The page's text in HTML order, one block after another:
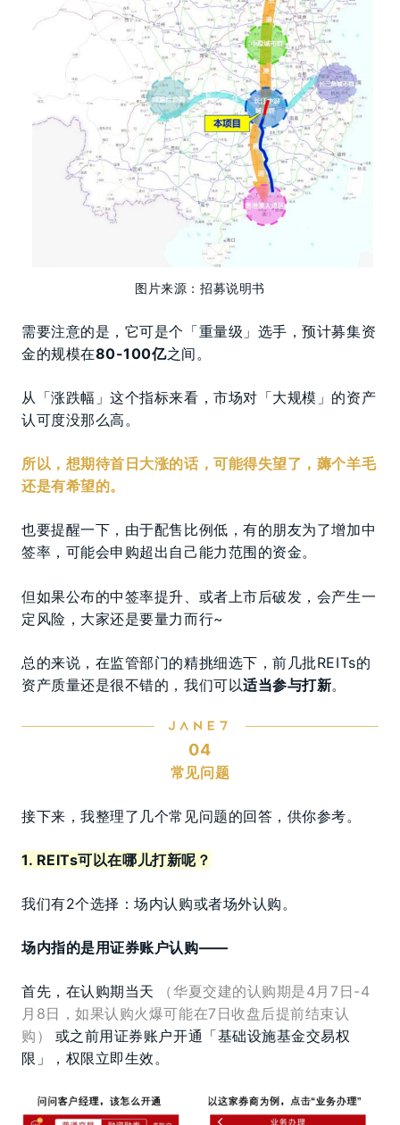
图片来源：招募说明书
需要注意的是，它可是个「重量级」选手，预计募集资
金的规模在80-100亿之间。
从「涨跌幅」这个指标来看，市场对「大规模」的资产
认可度没那么高。
所以，想期待首日大涨的话，可能得失望了，薅个羊毛
还是有希望的。
也要提醒一下，由于配售比例低，有的朋友为了增加中
签率，可能会申购超出自己能力范围的资金。
但如果公布的中签率提升、或者上市后破发，会产生一
定风险，大家还是要量力而行~
总的来说，在监管部门的精挑细选下，前几批REITs的
资产质量还是很不错的，我们可以适当参与打新。
04
常见问题
接下来，我整理了几个常见问题的回答，供你参考。
1. REITs可以在哪儿打新呢？
我们有2个选择：场内认购或者场外认购。
场内指的是用证券账户认购——
首先，在认购期当天
（华夏交建的认购期是4月7日-4
月8日，如果认购火爆可能在7日收盘后提前结束认
购）
或之前用证券账户开通「基础设施基金交易权
限」，权限立即生效。